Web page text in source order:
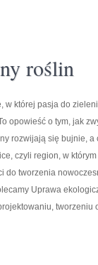
roślin
w której pasja do
opowieść o tym, jak
rozwijają się bujnie, a
czyli region, w
do tworzenia
Uprawa
tworzeniu